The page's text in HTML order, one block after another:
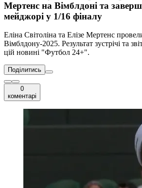
Мертенс на Вімблдоні та
мейджорі у 1/16 фіналу
Еліна Світоліна та Елізе Мертенс
Вімблдону-2025. Результат зустрічі та
цій новині "Футбол 24+".
Поділитись
0
коментарі